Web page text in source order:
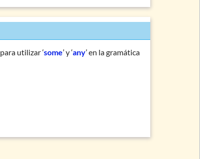
para utilizar ‘some’ y ‘any’ en la gramática